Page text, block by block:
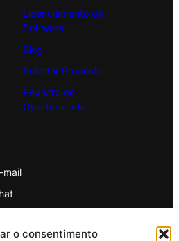
o consentimento
Licenciamento de
Software
Blog
Solicitar Proposta
Registro de
Oportunidade
mail